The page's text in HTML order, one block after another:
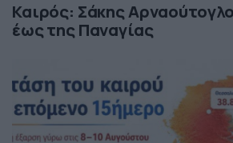
Καιρός: Σάκης
έως της Παναγίας